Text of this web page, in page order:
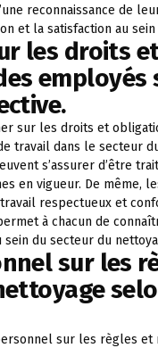
reconnaissance de
et la satisfaction au
les droits
employés
sur les droits et
travail dans le secteur
s’assurer d’être
en vigueur. De
respectueux et
à chacun de
du secteur du
sur les
sur les règles et